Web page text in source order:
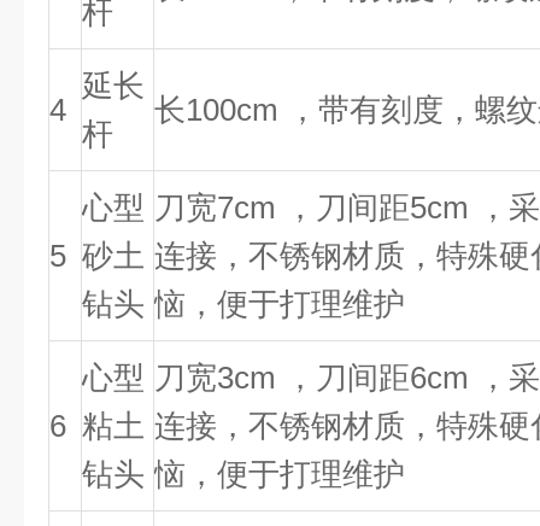
杆
4
延长
杆
长100cm ，带有刻度，螺
5
心型
砂土
钻头
刀宽7cm ，刀间距5cm ，
连接，不锈钢材质，特殊
恼，便于打理维护
6
心型
粘土
钻头
刀宽3cm ，刀间距6cm ，
连接，不锈钢材质，特殊
恼，便于打理维护